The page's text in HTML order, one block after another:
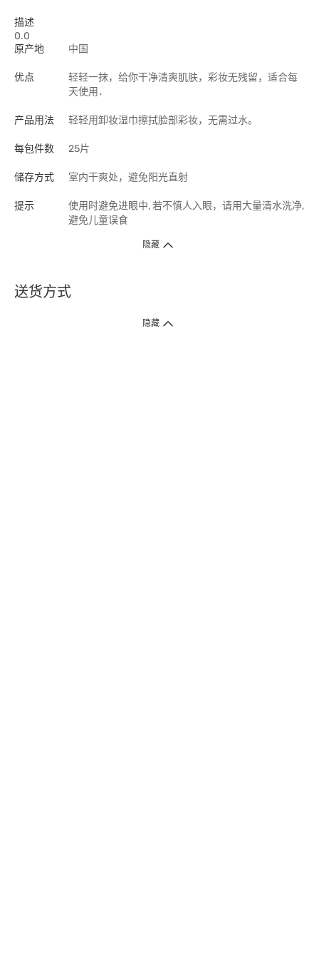
描述
0.0
原产地
中国
优点
轻轻一抹，给你干净清爽肌肤，彩妆无残留，适合每
天使用．
产品用法 轻轻用卸妆湿巾擦拭脸部彩妆，无需过水。
每包件数 25片
储存方式 室内干爽处，避免阳光直射
提示
使用时避免进眼中, 若不慎人入眼，请用大量清水洗净,
避免儿童误食
隐藏
送货方式
1. 送货到府（受卫生署条例规管产品除外 ）
隐藏